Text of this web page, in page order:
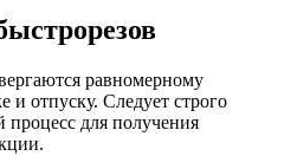
равномерному
и отпуску. Следует строго
процесс для получения